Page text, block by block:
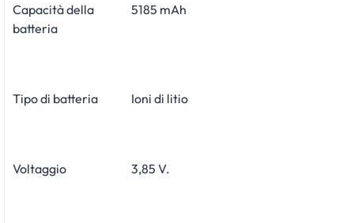
Capacità della
batteria
5185 mAh
Tipo di batteria Ioni di litio
Voltaggio 3,85 V.